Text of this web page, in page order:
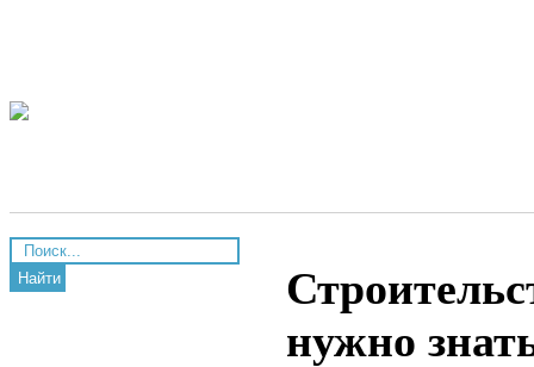
Найти
нужно